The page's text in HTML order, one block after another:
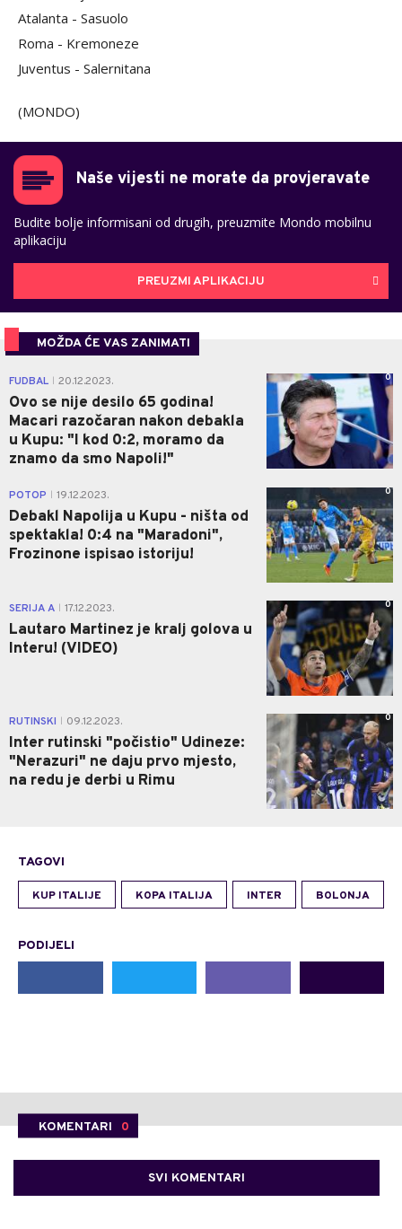
Atalanta - Sasuolo
Roma - Kremoneze
Juventus - Salernitana
(MONDO)
Naše vijesti ne morate da provjeravate
Budite bolje informisani od drugih, preuzmite Mondo mobilnu
aplikaciju
PREUZMI APLIKACIJU
MOŽDA ĆE VAS ZANIMATI
FUDBAL 20.12.2023.
Ovo se nije desilo 65 godina!
Macari razočaran nakon debakla
u Kupu: "I kod 0:2, moramo da
znamo da smo Napoli!"
0
POTOP 19.12.2023.
Debakl Napolija u Kupu - ništa od
spektakla! 0:4 na "Maradoni",
Frozinone ispisao istoriju!
0
SERIJA A 17.12.2023.
Lautaro Martinez je kralj golova u
Interu! (VIDEO)
0
RUTINSKI 09.12.2023.
Inter rutinski "počistio" Udineze:
"Nerazuri" ne daju prvo mjesto,
na redu je derbi u Rimu
0
TAGOVI
KUP ITALIJE KOPA ITALIJA INTER BOLONJA
PODIJELI
KOMENTARI 0
SVI KOMENTARI